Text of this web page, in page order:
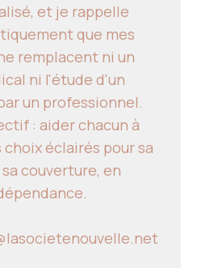
et je rappelle
que mes
remplacent ni un
ni l'étude d'un
un professionnel.
: aider chacun à
choix éclairés pour sa
couverture, en